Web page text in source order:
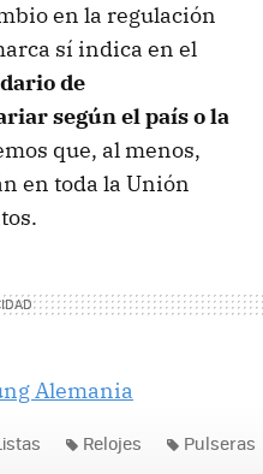
en la regulación
sí indica en el
de
según el país o la
que, al menos,
en toda la Unión
Alemania
Relojes Pulseras